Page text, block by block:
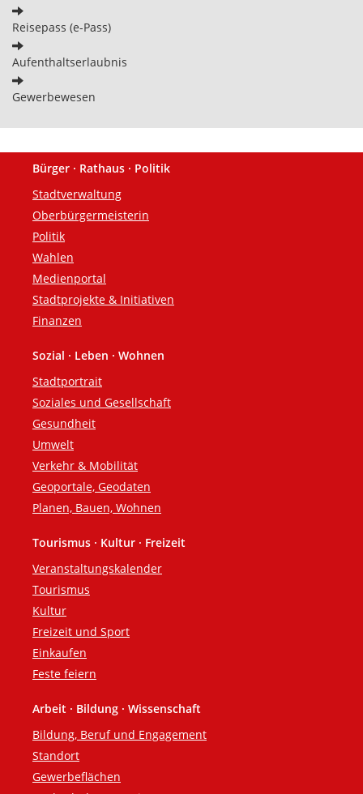
Reisepass (e-Pass)
Aufenthaltserlaubnis
Gewerbewesen
Fußzeile
Bürger · Rathaus · Politik
Stadtverwaltung
Oberbürgermeisterin
Politik
Wahlen
Medienportal
Stadtprojekte & Initiativen
Finanzen
Sozial · Leben · Wohnen
Stadtportrait
Soziales und Gesellschaft
Gesundheit
Umwelt
Verkehr & Mobilität
Geoportale, Geodaten
Planen, Bauen, Wohnen
Tourismus · Kultur · Freizeit
Veranstaltungskalender
Tourismus
Kultur
Freizeit und Sport
Einkaufen
Feste feiern
Arbeit · Bildung · Wissenschaft
Bildung, Beruf und Engagement
Standort
Gewerbeflächen